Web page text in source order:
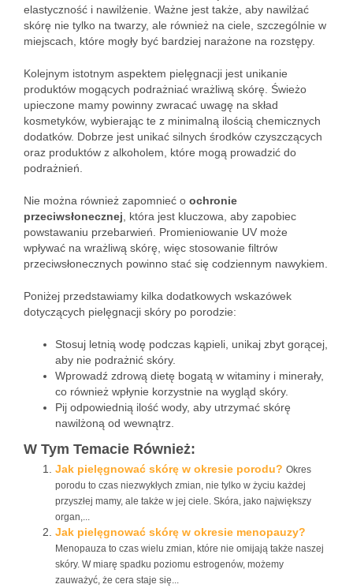
elastyczność i nawilżenie. Ważne jest także, aby nawilżać
skórę nie tylko na twarzy, ale również na ciele, szczególnie w
miejscach, które mogły być bardziej narażone na rozstępy.
Kolejnym istotnym aspektem pielęgnacji jest unikanie
produktów mogących podrażniać wrażliwą skórę. Świeżo
upieczone mamy powinny zwracać uwagę na skład
kosmetyków, wybierając te z minimalną ilością chemicznych
dodatków. Dobrze jest unikać silnych środków czyszczących
oraz produktów z alkoholem, które mogą prowadzić do
podrażnień.
Nie można również zapomnieć o ochronie
przeciwsłonecznej , która jest kluczowa, aby zapobiec
powstawaniu przebarwień. Promieniowanie UV może
wpływać na wrażliwą skórę, więc stosowanie filtrów
przeciwsłonecznych powinno stać się codziennym nawykiem.
Poniżej przedstawiamy kilka dodatkowych wskazówek
dotyczących pielęgnacji skóry po porodzie:
Stosuj letnią wodę podczas kąpieli, unikaj zbyt gorącej,
aby nie podrażnić skóry.
Wprowadź zdrową dietę bogatą w witaminy i minerały,
co również wpłynie korzystnie na wygląd skóry.
Pij odpowiednią ilość wody, aby utrzymać skórę
nawilżoną od wewnątrz.
W Tym Temacie Również:
Jak pielęgnować skórę w okresie porodu? Okres
porodu to czas niezwykłych zmian, nie tylko w życiu każdej
przyszłej mamy, ale także w jej ciele. Skóra, jako największy
organ,...
Jak pielęgnować skórę w okresie menopauzy?
Menopauza to czas wielu zmian, które nie omijają także naszej
skóry. W miarę spadku poziomu estrogenów, możemy
zauważyć, że cera staje się...